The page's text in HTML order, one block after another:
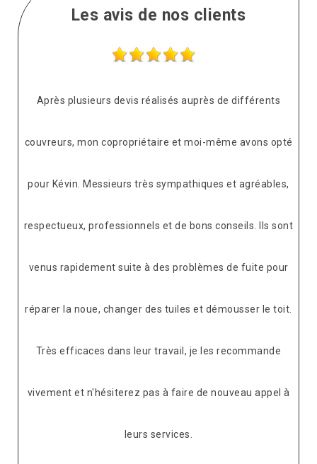
Les avis de nos clients
Après plusieurs devis réalisés auprès de différents
couvreurs, mon copropriétaire et moi-même avons opté
pour Kévin. Messieurs très sympathiques et agréables,
respectueux, professionnels et de bons conseils. Ils sont
venus rapidement suite à des problèmes de fuite pour
réparer la noue, changer des tuiles et démousser le toit.
Très efficaces dans leur travail, je les recommande
vivement et n'hésiterez pas à faire de nouveau appel à
leurs services.